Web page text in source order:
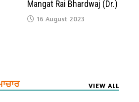
Mangat Rai Bhardwaj (Dr.)
16 August 2023
VIEW ALL